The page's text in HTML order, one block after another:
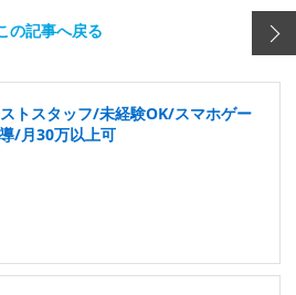
の記事へ戻る
トスタッフ/未経験OK/スマホゲー
/月30万以上可